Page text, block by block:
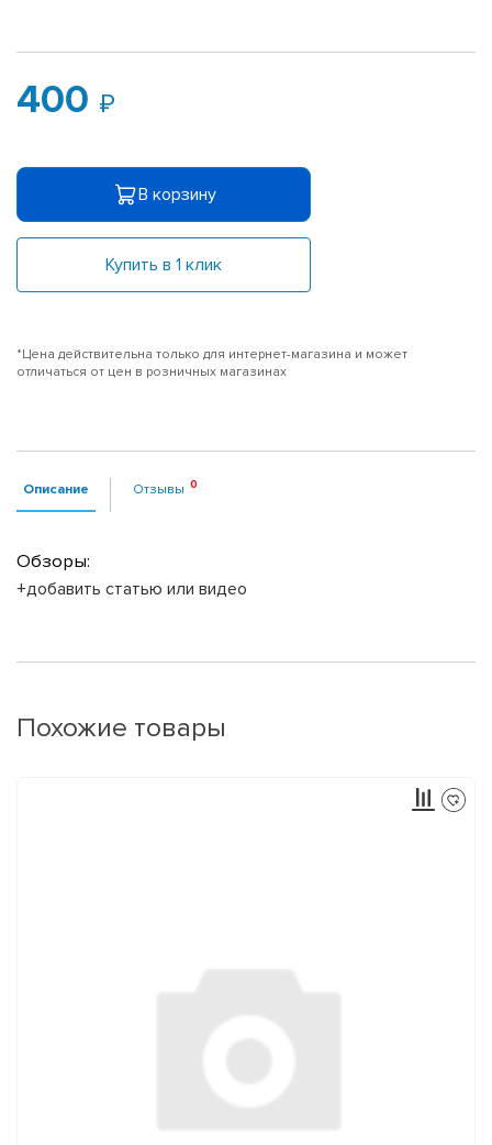
400
В корзину
Купить в 1 клик
*Цена действительна только для интернет-магазина и может
отличаться от цен в розничных магазинах
Описание Отзывы
Обзоры:
+добавить статью или видео
Похожие товары